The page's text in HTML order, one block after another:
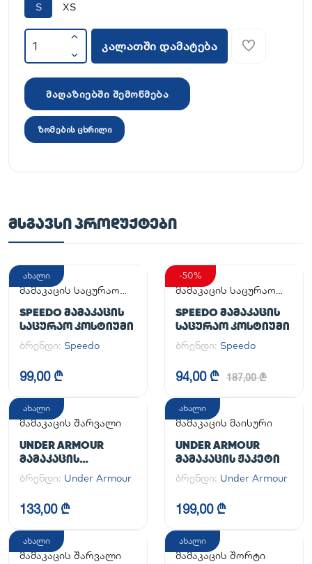
S XS
კალათში დამატება
მაღაზიებში შემოწმება
ზომების ცხრილი
ᲛᲡᲒᲐᲕᲡᲘ ᲞᲠᲝᲓᲣᲥᲢᲔᲑᲘ
ახალი
მამაკაცის საცურაო
SPEEDO ᲛᲐᲛᲐᲙᲐᲪᲘᲡ
ᲡᲐᲪᲣᲠᲐᲝ ᲙᲝᲡᲢᲘᲣᲛᲘ
ბრენდი: Speedo
99,00 ₾
-50%
მამაკაცის საცურაო
SPEEDO ᲛᲐᲛᲐᲙᲐᲪᲘᲡ
ᲡᲐᲪᲣᲠᲐᲝ ᲙᲝᲡᲢᲘᲣᲛᲘ
ბრენდი: Speedo
94,00 ₾ 187,00 ₾
ახალი
მამაკაცის შარვალი
UNDER ARMOUR
ᲛᲐᲛᲐᲙᲐᲪᲘᲡ
ᲡᲞᲝᲠᲢᲣᲚᲘ ᲨᲐᲠᲕᲐᲚᲘ
UA CG ARMOUR
LEGGINGS
ბრენდი: Under Armour
133,00 ₾
ახალი
მამაკაცის მაისური
UNDER ARMOUR
ᲛᲐᲛᲐᲙᲐᲪᲘᲡ ᲟᲐᲙᲔᲢᲘ
ბრენდი: Under Armour
199,00 ₾
ახალი
მამაკაცის შარვალი
ახალი
მამაკაცის შორტი